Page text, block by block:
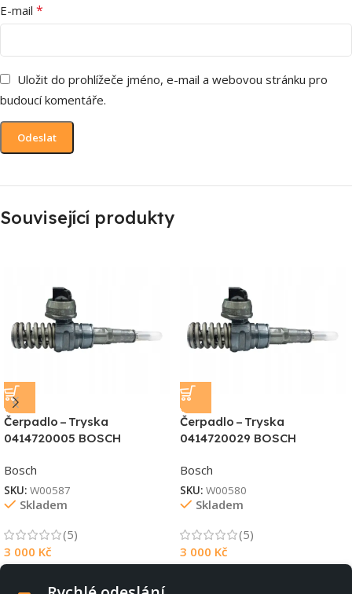
E-mail *
Uložit do prohlížeče jméno, e-mail a webovou stránku pro
budoucí komentáře.
Související produkty
Čerpadlo – Tryska
0414720005 BOSCH
Bosch
SKU: W00587
Skladem
(5)
3 000 Kč
Čerpadlo – Tryska
0414720029 BOSCH
Bosch
SKU: W00580
Skladem
(5)
3 000 Kč